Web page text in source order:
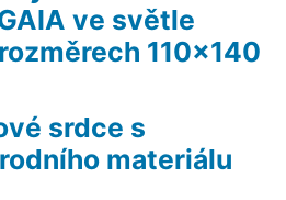
ve světle
110×140
srdce s
materiálu